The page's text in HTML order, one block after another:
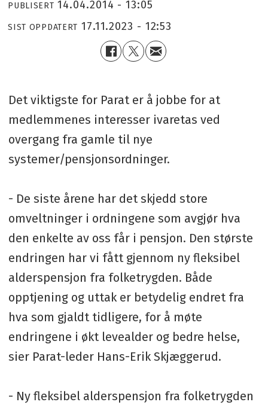
PUBLISERT 14.04.2014 - 13:05
SIST OPPDATERT 17.11.2023 - 12:53
Det viktigste for Parat er å jobbe for at
medlemmenes interesser ivaretas ved
overgang fra gamle til nye
systemer/pensjonsordninger.
- De siste årene har det skjedd store
omveltninger i ordningene som avgjør hva
den enkelte av oss får i pensjon. Den største
endringen har vi fått gjennom ny fleksibel
alderspensjon fra folketrygden. Både
opptjening og uttak er betydelig endret fra
hva som gjaldt tidligere, for å møte
endringene i økt levealder og bedre helse,
sier Parat-leder Hans-Erik Skjæggerud.
- Ny fleksibel alderspensjon fra folketrygden